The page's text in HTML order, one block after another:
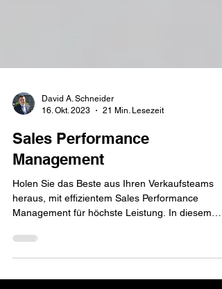
16. Okt. 2023
21 Min. Lesezeit
Sales Performance
Management
Holen Sie das Beste aus Ihren Verkaufsteams
Management für höchste Leistung. In diesem